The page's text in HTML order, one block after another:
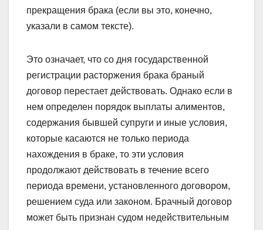
прекращения брака (если вы это, конечно,
указали в самом тексте).
Это означает, что со дня государственной
регистрации расторжения брака браный
договор перестает действовать. Однако если в
нем определен порядок выплаты алиментов,
содержания бывшей супруги и иные условия,
которые касаются не только периода
нахождения в браке, то эти условия
продолжают действовать в течение всего
периода времени, установленного договором,
решением суда или законом. Брачный договор
может быть признан судом недействительным